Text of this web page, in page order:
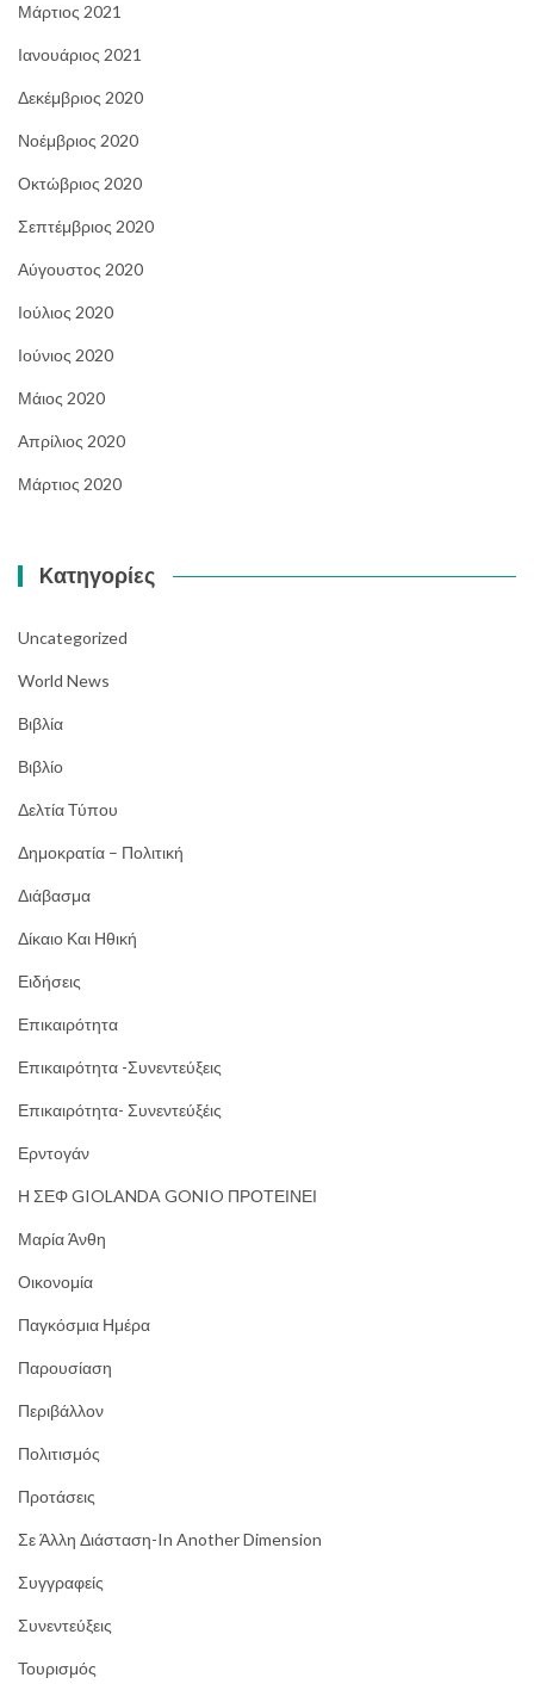
Μάρτιος 2021
Ιανουάριος 2021
Δεκέμβριος 2020
Νοέμβριος 2020
Οκτώβριος 2020
Σεπτέμβριος 2020
Αύγουστος 2020
Ιούλιος 2020
Ιούνιος 2020
Μάιος 2020
Απρίλιος 2020
Μάρτιος 2020
Kατηγορίες
Uncategorized
World News
Βιβλία
Βιβλίο
Δελτία Τύπου
Δημοκρατία – Πολιτική
Διάβασμα
Δίκαιο Και Ηθική
Ειδήσεις
Επικαιρότητα
Επικαιρότητα -Συνεντεύξεις
Επικαιρότητα- Συνεντεύξέις
Ερντογάν
Η ΣΕΦ GIOLANDA GONIO ΠΡΟΤΕΙΝΕΙ
Μαρία Άνθη
Οικονομία
Παγκόσμια Ημέρα
Παρουσίαση
Περιβάλλον
Πολιτισμός
Προτάσεις
Σε Άλλη Διάσταση-In Another Dimension
Συγγραφείς
Συνεντεύξεις
Τουρισμός